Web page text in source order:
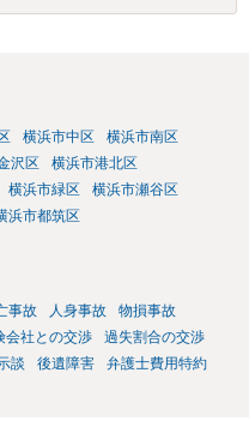
横浜市中区
横浜市南区
沢区
横浜市港北区
横浜市緑区
横浜市瀬谷区
浜市都筑区
事故 人身事故
物損事故
会社との交渉
過失割合の交渉
談 後遺障害
弁護士費用特約